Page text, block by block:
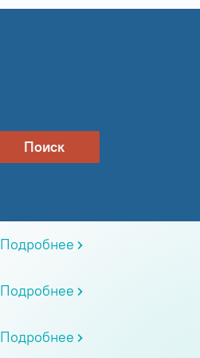
Поиск
Подробнее
Подробнее
Подробнее